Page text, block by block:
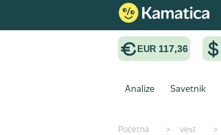
EUR 117,36
Analize Savetnik
Početna > vest >